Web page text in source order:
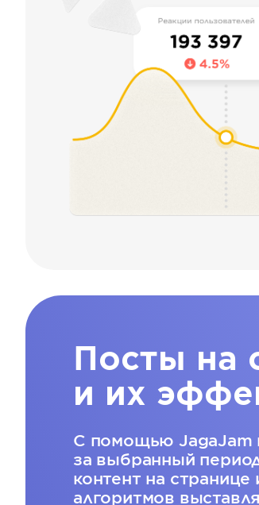
Посты на
и их
С помощью JagaJam
за выбранный
контент на
алгоритмов